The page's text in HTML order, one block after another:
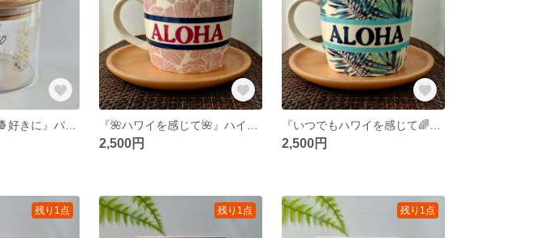
『パイナップル🍍好きに』パイナップルをちりばめた ハワイアン キャニスター
2,500円 2,500円
残り1点 残り1点 残り1点